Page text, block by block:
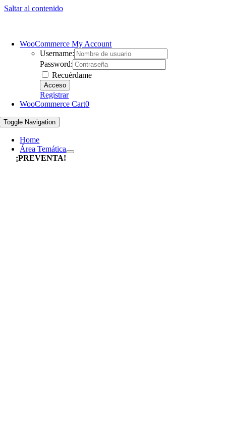
Saltar al contenido
WooCommerce My Account
Username:
Password:
Recuérdame
Registrar
WooCommerce Cart0
Toggle Navigation
Home
Área Temática
¡PREVENTA!